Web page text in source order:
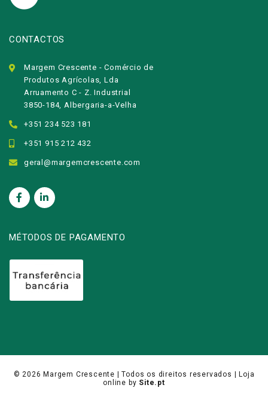
CONTACTOS
Margem Crescente - Comércio de
Produtos Agrícolas, Lda
Arruamento C - Z. Industrial
3850-184, Albergaria-a-Velha
+351 234 523 181
+351 915 212 432
geral@margemcrescente.com
MÉTODOS DE PAGAMENTO
© 2026 Margem Crescente | Todos os direitos reservados |
Loja
online by Site.pt